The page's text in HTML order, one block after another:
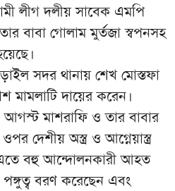
লীগ দলীয় সাবেক এমপি
বাবা গোলাম মুর্তজা স্বপনসহ
সদর থানায় শেখ মোস্তফা
দায়ের করেন।
মাশরাফি ও তার বাবার
দেশীয় অস্ত্র ও আগ্নেয়াস্ত্র
এতে বহু আন্দোলনকারী আহত
বরণ করেছেন এবং